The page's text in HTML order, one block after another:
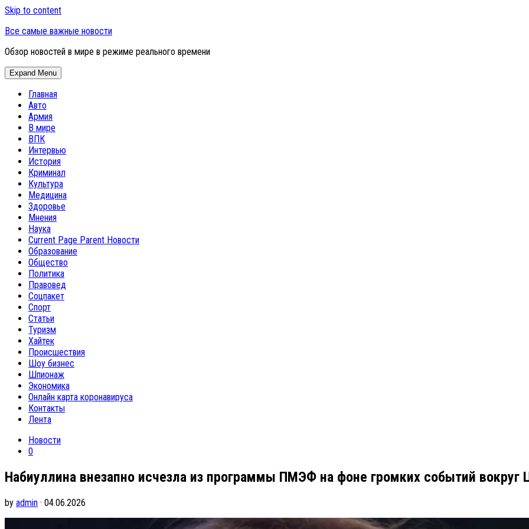
Skip to content
Все самые важные новости
Обзор новостей в мире в режиме реального времени
Expand Menu
Главная
Авто
Армия
В мире
ВПК
Интервью
История
Криминал
Культура
Медицина
Здоровье
Мнения
Наука
Current Page Parent Новости
Образование
Общество
Политика
Правовед
Соцпакет
Спорт
Статьи
Туризм
Хайтек
Происшествия
Шоу бизнес
Шпионаж
Экономика
Онлайн карта коронавируса
Контакты
Лента
Новости
0
Набиуллина внезапно исчезла из программы ПМЭФ на фоне громких событий вокруг
by admin · 04.06.2026